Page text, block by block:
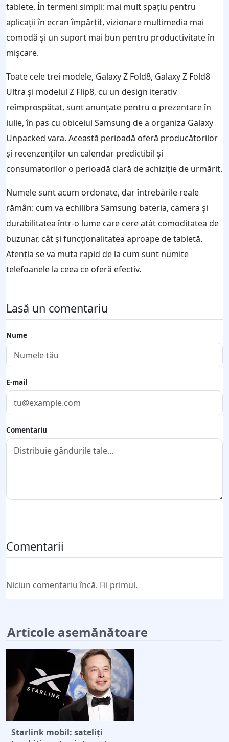
tablete. În termeni simpli: mai mult spațiu pentru
aplicații în ecran împărțit, vizionare multimedia mai
comodă și un suport mai bun pentru productivitate în
mișcare.
Toate cele trei modele, Galaxy Z Fold8, Galaxy Z Fold8
Ultra și modelul Z Flip8, cu un design iterativ
reîmprospătat, sunt anunțate pentru o prezentare în
iulie, în pas cu obiceiul Samsung de a organiza Galaxy
Unpacked vara. Această perioadă oferă producătorilor
și recenzenților un calendar predictibil și
consumatorilor o perioadă clară de achiziție de urmărit.
Numele sunt acum ordonate, dar întrebările reale
rămân: cum va echilibra Samsung bateria, camera și
durabilitatea într-o lume care cere atât comoditatea de
buzunar, cât și funcționalitatea aproape de tabletă.
Atenția se va muta rapid de la cum sunt numite
telefoanele la ceea ce oferă efectiv.
Lasă un comentariu
Nume
E-mail
Comentariu
Comentarii
Niciun comentariu încă. Fii primul.
Articole asemănătoare
Starlink mobil: sateliți